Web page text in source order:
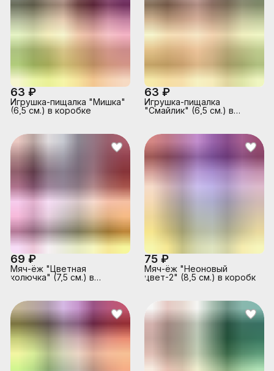
63 ₽
Игрушка-пищалка "Мишка"
(6,5 см.) в коробке
63 ₽
Игрушка-пищалка
"Смайлик" (6,5 см.) в
69 ₽
Мяч-ёж "Цветная
колючка" (7,5 см.) в
75 ₽
Мяч-ёж "Неоновый
цвет-2" (8,5 см.) в коробк